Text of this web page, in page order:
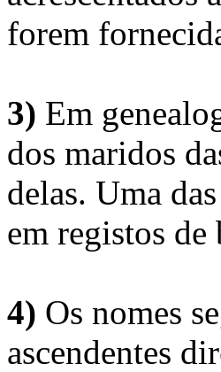
forem
3) Em
dos maridos
delas. Uma
em registos
4) Os nomes
ascendentes